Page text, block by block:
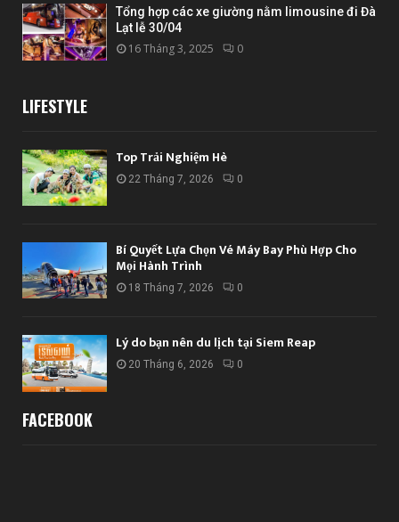
Tổng hợp các xe giường nằm limousine đi Đà
Lạt lễ 30/04
16 Tháng 3, 2025 0
LIFESTYLE
Top Trải Nghiệm Hè
22 Tháng 7, 2026 0
Bí Quyết Lựa Chọn Vé Máy Bay Phù Hợp Cho
Mọi Hành Trình
18 Tháng 7, 2026 0
Lý do bạn nên du lịch tại Siem Reap
20 Tháng 6, 2026 0
FACEBOOK